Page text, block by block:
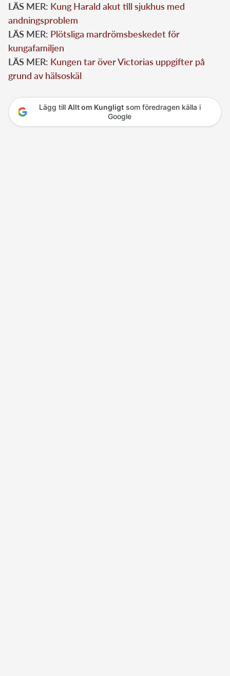
LÄS MER: Kung Harald akut till sjukhus med
andningsproblem
LÄS MER: Plötsliga mardrömsbeskedet för
kungafamiljen
LÄS MER: Kungen tar över Victorias uppgifter på
grund av hälsoskäl
Lägg till Allt om Kungligtsom föredragen källa i
Google